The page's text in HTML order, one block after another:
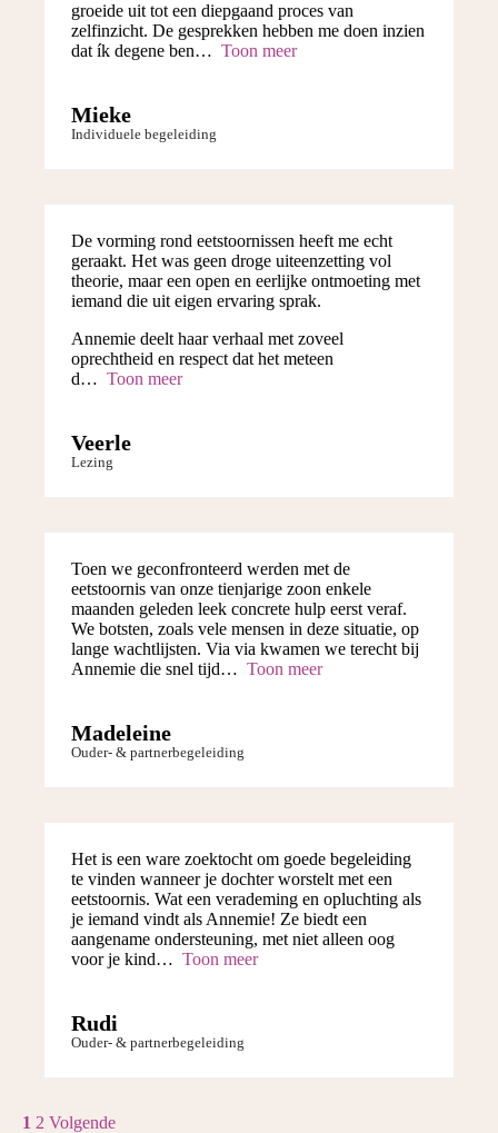
Individuele begeleiding
groeide uit tot een diepgaand proces van
zelfinzicht. De gesprekken hebben me doen inzien
dat ík degene ben
Toon meer
Mieke
Lezing
De vorming rond eetstoornissen heeft me echt
geraakt. Het was geen droge uiteenzetting vol
theorie, maar een open en eerlijke ontmoeting met
iemand die uit eigen ervaring sprak.
Annemie deelt haar verhaal met zoveel
oprechtheid en respect dat het meteen
d
Toon meer
Veerle
Ouder- & partnerbegeleiding
Toen we geconfronteerd werden met de
eetstoornis van onze tienjarige zoon enkele
maanden geleden leek concrete hulp eerst veraf.
We botsten, zoals vele mensen in deze situatie, op
lange wachtlijsten. Via via kwamen we terecht bij
Annemie die snel tijd
Toon meer
Madeleine
Ouder- & partnerbegeleiding
Het is een ware zoektocht om goede begeleiding
te vinden wanneer je dochter worstelt met een
eetstoornis. Wat een verademing en opluchting als
je iemand vindt als Annemie! Ze biedt een
aangename ondersteuning, met niet alleen oog
voor je kind
Toon meer
Rudi
1 2 Volgende